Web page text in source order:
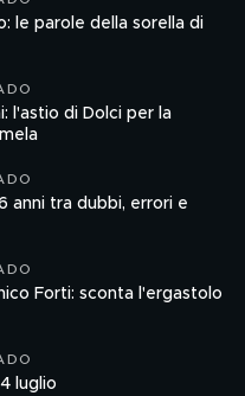
le parole della sorella di
l'astio di Dolci per la
anni tra dubbi, errori e
Forti: sconta l'ergastolo
luglio